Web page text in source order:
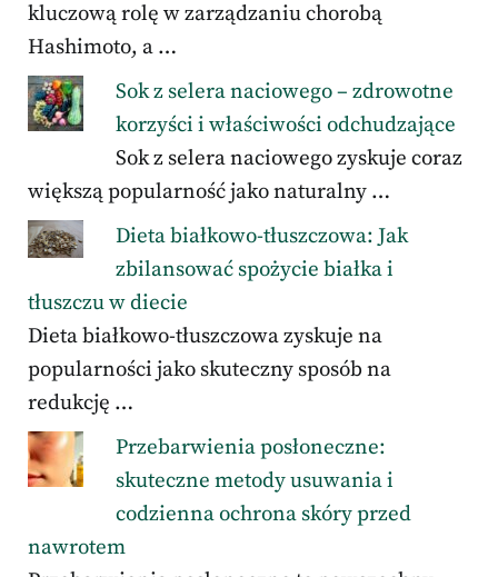
kluczową rolę w zarządzaniu chorobą
Hashimoto, a …
Sok z selera naciowego – zdrowotne
korzyści i właściwości odchudzające
Sok z selera naciowego zyskuje coraz
większą popularność jako naturalny …
Dieta białkowo-tłuszczowa: Jak
zbilansować spożycie białka i
tłuszczu w diecie
Dieta białkowo-tłuszczowa zyskuje na
popularności jako skuteczny sposób na
redukcję …
Przebarwienia posłoneczne:
skuteczne metody usuwania i
codzienna ochrona skóry przed
nawrotem